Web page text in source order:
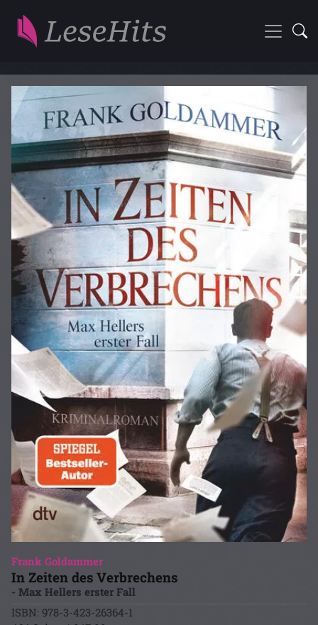
Frank Goldammer
In Zeiten des Verbrechens
- Max Hellers erster Fall
ISBN: 978-3-423-26364-1